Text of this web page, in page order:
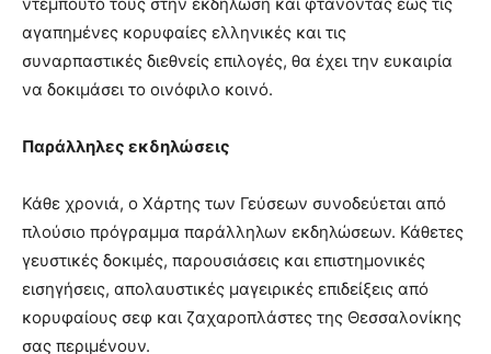
αγαπημένες κορυφαίες ελληνικές και τις
συναρπαστικές διεθνείς επιλογές, θα έχει την ευκαιρία
να δοκιμάσει το οινόφιλο κοινό.
Παράλληλες εκδηλώσεις
Κάθε χρονιά, ο Χάρτης των Γεύσεων συνοδεύεται από
πλούσιο πρόγραμμα παράλληλων εκδηλώσεων. Κάθετες
γευστικές δοκιμές, παρουσιάσεις και επιστημονικές
εισηγήσεις, απολαυστικές μαγειρικές επιδείξεις από
κορυφαίους σεφ και ζαχαροπλάστες της Θεσσαλονίκης
σας περιμένουν.